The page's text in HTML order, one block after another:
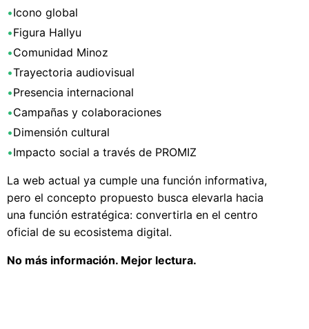
•Icono global
•Figura Hallyu
•Comunidad Minoz
•Trayectoria audiovisual
•Presencia internacional
•Campañas y colaboraciones
•Dimensión cultural
•Impacto social a través de PROMIZ
La web actual ya cumple una función informativa,
pero el concepto propuesto busca elevarla hacia
una función estratégica: convertirla en el centro
oficial de su ecosistema digital.
No más información. Mejor lectura.